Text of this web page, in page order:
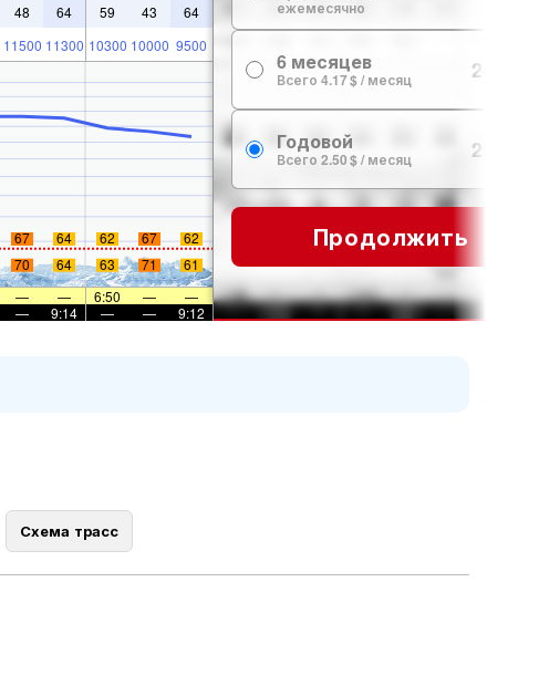
48 64 59 43 64
11500 11300 10300 10000 9500
67 64 62 67
62
70 64 63 71
61
— — 6:50 —
—
— 9:14 — — 9:12
ежемесячно
6 месяцев
Всего 4.17 $ / месяц 24.99 $
Годовой
Всего 2.50 $ / месяц 29.99 $
Продолжить
Схема трасс